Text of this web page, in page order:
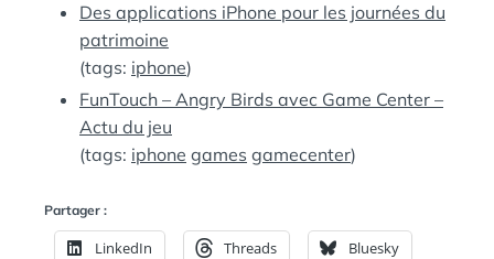
Des applications iPhone pour les journées du
patrimoine
(tags: iphone)
FunTouch – Angry Birds avec Game Center –
Actu du jeu
(tags: iphone games gamecenter)
Partager :
LinkedIn Threads Bluesky